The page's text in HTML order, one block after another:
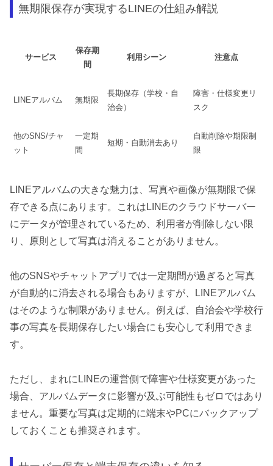
無期限保存が実現するLINEの仕組み解説
サービス
保存期
間
利用シーン 注意点
LINEアルバム 無期限
長期保存（学校・自
治会）
障害・仕様変更リ
スク
他のSNS/チャ
ット
一定期
間
短期・自動消去あり
自動削除や期限制
限
LINEアルバムの大きな魅力は、写真や画像が無期限で保
存できる点にあります。これはLINEのクラウドサーバー
にデータが管理されているため、利用者が削除しない限
り、原則として写真は消えることがありません。
他のSNSやチャットアプリでは一定期間が過ぎると写真
が自動的に消去される場合もありますが、LINEアルバム
はそのような制限がありません。例えば、自治会や学校行
事の写真を長期保存したい場合にも安心して利用できま
す。
ただし、まれにLINEの運営側で障害や仕様変更があった
場合、アルバムデータに影響が及ぶ可能性もゼロではあり
ません。重要な写真は定期的に端末やPCにバックアップ
しておくことも推奨されます。